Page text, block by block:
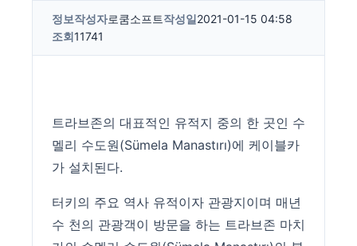
정보작성자로쿰소프트작성일2021-01-15 04:58
조회11741
트라브존의 대표적인 유적지 중의 한 곳인 수
멜리 수도원(Sümela Manastırı)에 케이블카
가 설치된다.
터키의 주요 역사 유적이자 관광지이며 매년
수 천의 관광객이 방문을 하는 트라브존 마치